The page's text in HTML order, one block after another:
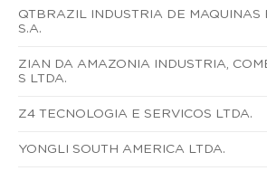
QTBRAZIL INDUSTRIA DE MAQUINAS
S.A.
ZIAN DA AMAZONIA INDUSTRIA,
S LTDA.
Z4 TECNOLOGIA E SERVICOS LTDA.
YONGLI SOUTH AMERICA LTDA.